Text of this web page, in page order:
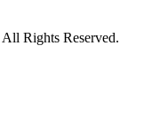
All Rights Reserved.